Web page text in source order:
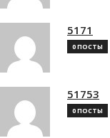
5171
0 ПОСТЫ
51753
0 ПОСТЫ